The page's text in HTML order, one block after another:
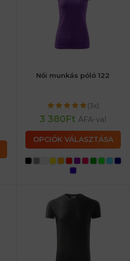
Női munkás póló 122
(3x)
3 380Ft ÁFA-val
OPCIÓK VÁLASZTÁSA